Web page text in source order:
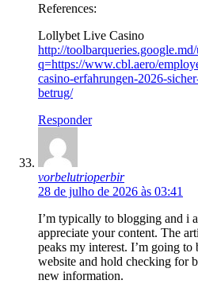
References:
Lollybet Live Casino
http://
q=https://www.cbl.aero/
casino-erfahrungen-2026-
betrug/
Responder
vorbelutrioperbir
28 de julho de 2026 às 03:41
I’m typically to blogging and i
appreciate your content. The
peaks my interest. I’m going
website and hold checking for
new information.